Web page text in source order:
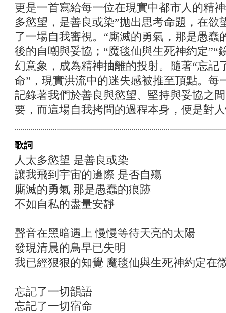
更是一首寫給每一位在現實中都市人的精
多慾望，是善良或染”拋出思考命題，在欲
了一場自我審視。“廝滅的勇氣，那是愚蠢
後的自嘲與妥協；“魔毯仙與生死神約定”“
幻意象，成為精神抽離的投射。隨著“忘記
命”，現實洪流中的迷失感被推至頂點。每
記錄著我們於善良與慾望、堅持與妥協之
要，而這場自我拷問的過程本身，便是對
歌詞
人太多慾望 是善良或染
讓我飛到宇宙的邊際 是否自殤
廝滅的勇氣 那是愚蠢的痕跡
不如自私的盡量安靜
聲音在黑暗遇上 慢慢等待天亮的太陽
發現清晨的鳥早已失明
我已經狠狠的知覺 魔毯仙與生死神約定在
忘記了一切韻語
忘記了一切宿命